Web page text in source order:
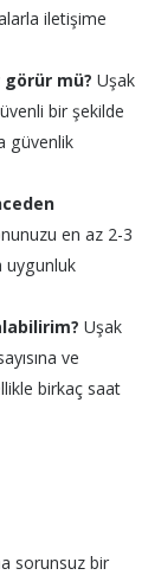
iletişime
görür mü? Uşak
bir şekilde
güvenlik
en az 2-3
uygunluk
Uşak
ve
birkaç saat
sorunsuz bir